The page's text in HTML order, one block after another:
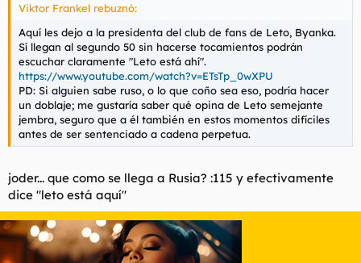
Viktor Frankel rebuznó:
Aquí les dejo a la presidenta del club de fans de Leto, Byanka.
Sí llegan al segundo 50 sin hacerse tocamientos podrán
escuchar claramente "Leto está ahí".
https://www.youtube.com/watch?v=ETsTp_0wXPU
PD: Si alguien sabe ruso, o lo que coño sea eso, podría hacer
un doblaje; me gustaría saber qué opina de Leto semejante
jembra, seguro que a él también en estos momentos difíciles
antes de ser sentenciado a cadena perpetua.
joder... que como se llega a Rusia? :115 y efectivamente
dice "leto está aquí"